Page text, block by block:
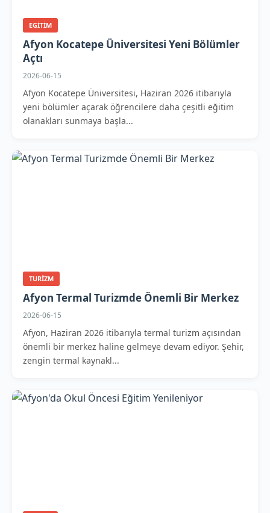
EGITIM
Afyon Kocatepe Üniversitesi Yeni Bölümler
Açtı
2026-06-15
Afyon Kocatepe Üniversitesi, Haziran 2026 itibarıyla
yeni bölümler açarak öğrencilere daha çeşitli eğitim
olanakları sunmaya başla...
TURIZM
Afyon Termal Turizmde Önemli Bir Merkez
2026-06-15
Afyon, Haziran 2026 itibarıyla termal turizm açısından
önemli bir merkez haline gelmeye devam ediyor. Şehir,
zengin termal kaynakl...